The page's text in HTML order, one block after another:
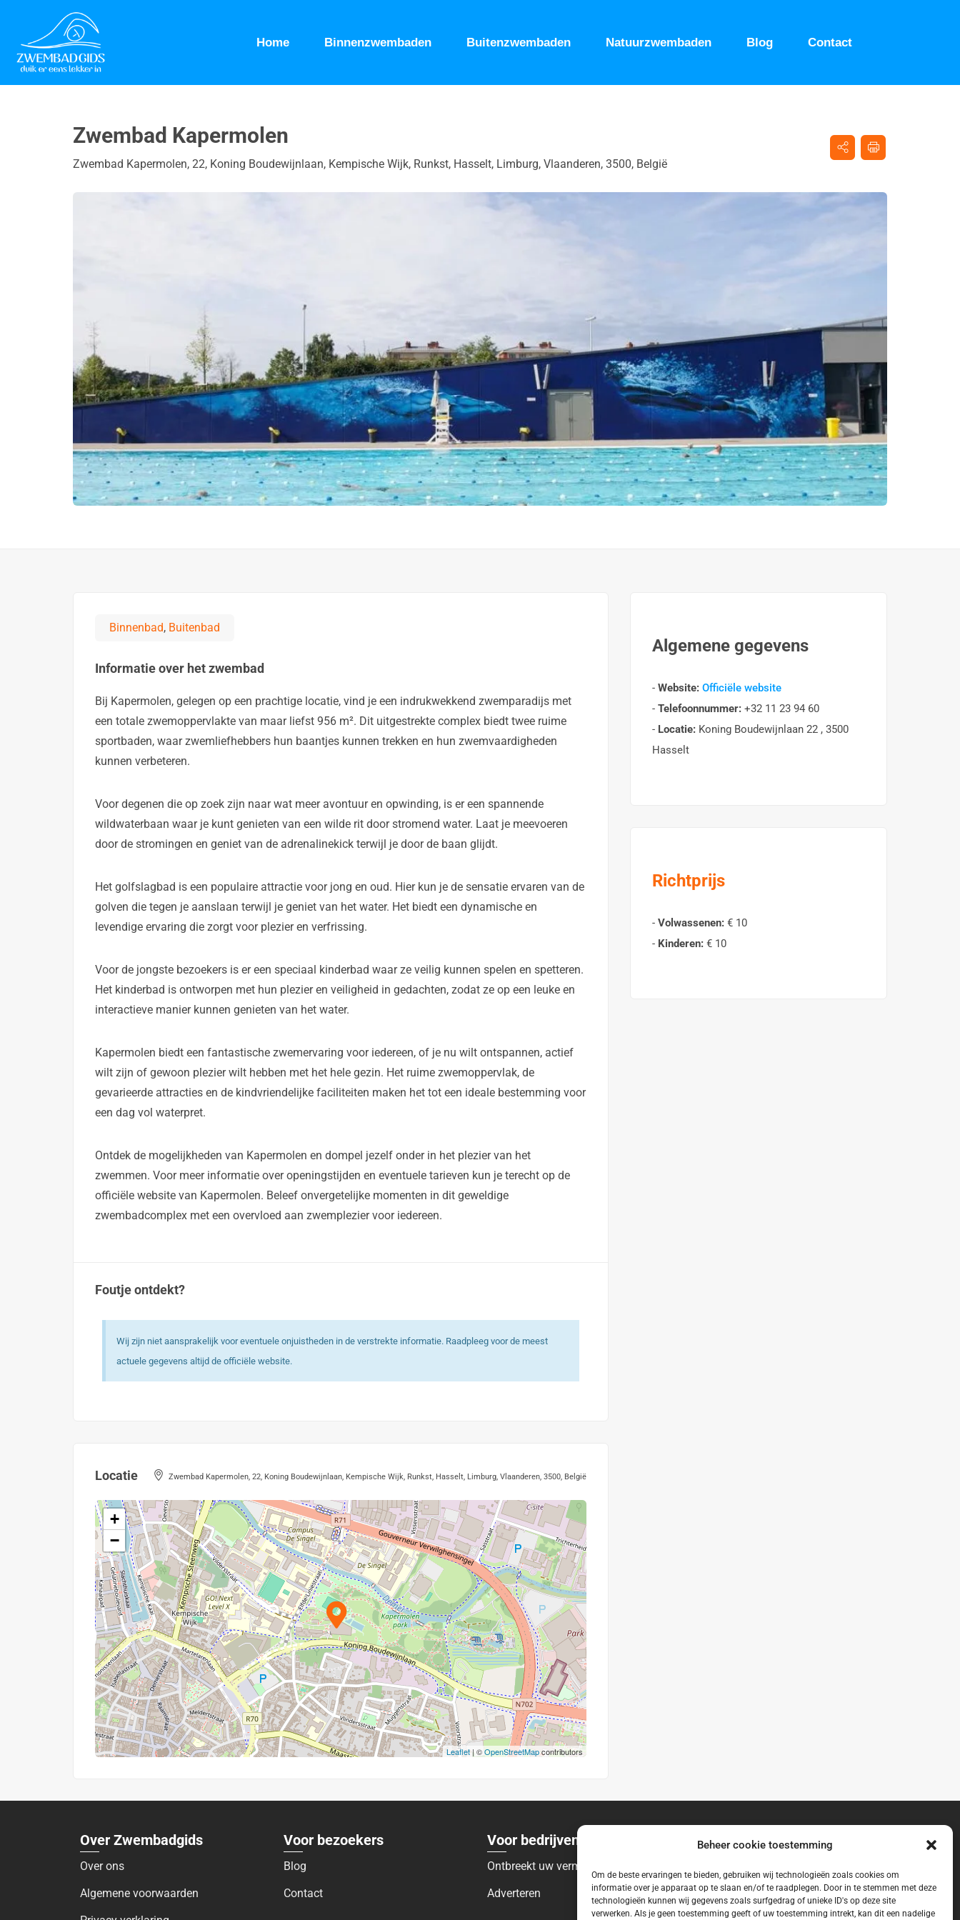
Beheer cookie toestemming
Om de beste ervaringen te bieden, gebruiken wij technologieën zoals cookies om
informatie over je apparaat op te slaan en/of te raadplegen. Door in te stemmen met deze
technologieën kunnen wij gegevens zoals surfgedrag of unieke ID's op deze site
verwerken. Als je geen toestemming geeft of uw toestemming intrekt, kan dit een nadelige
Home Binnenzwembaden Buitenzwembaden Natuurzwembaden Blog Contact
Zwembad Kapermolen
Zwembad Kapermolen, 22, Koning Boudewijnlaan, Kempische Wijk, Runkst, Hasselt, Limburg, Vlaanderen, 3500, België
Binnenbad, Buitenbad
Informatie over het zwembad
Bij Kapermolen, gelegen op een prachtige locatie, vind je een indrukwekkend zwemparadijs met
een totale zwemoppervlakte van maar liefst 956 m². Dit uitgestrekte complex biedt twee ruime
sportbaden, waar zwemliefhebbers hun baantjes kunnen trekken en hun zwemvaardigheden
kunnen verbeteren.
Voor degenen die op zoek zijn naar wat meer avontuur en opwinding, is er een spannende
wildwaterbaan waar je kunt genieten van een wilde rit door stromend water. Laat je meevoeren
door de stromingen en geniet van de adrenalinekick terwijl je door de baan glijdt.
Het golfslagbad is een populaire attractie voor jong en oud. Hier kun je de sensatie ervaren van de
golven die tegen je aanslaan terwijl je geniet van het water. Het biedt een dynamische en
levendige ervaring die zorgt voor plezier en verfrissing.
Voor de jongste bezoekers is er een speciaal kinderbad waar ze veilig kunnen spelen en spetteren.
Het kinderbad is ontworpen met hun plezier en veiligheid in gedachten, zodat ze op een leuke en
interactieve manier kunnen genieten van het water.
Kapermolen biedt een fantastische zwemervaring voor iedereen, of je nu wilt ontspannen, actief
wilt zijn of gewoon plezier wilt hebben met het hele gezin. Het ruime zwemoppervlak, de
gevarieerde attracties en de kindvriendelijke faciliteiten maken het tot een ideale bestemming voor
een dag vol waterpret.
Ontdek de mogelijkheden van Kapermolen en dompel jezelf onder in het plezier van het
zwemmen. Voor meer informatie over openingstijden en eventuele tarieven kun je terecht op de
officiële website van Kapermolen. Beleef onvergetelijke momenten in dit geweldige
zwembadcomplex met een overvloed aan zwemplezier voor iedereen.
Foutje ontdekt?
Wij zijn niet aansprakelijk voor eventuele onjuistheden in de verstrekte informatie. Raadpleeg voor de meest
actuele gegevens altijd de officiële website.
Locatie Zwembad Kapermolen, 22, Koning Boudewijnlaan, Kempische Wijk, Runkst, Hasselt, Limburg, Vlaanderen, 3500, België
+
−
Leaflet | ©OpenStreetMapcontributors
Algemene gegevens
- Website: Officiële website
- Telefoonnummer: +32 11 23 94 60
- Locatie: Koning Boudewijnlaan 22 , 3500
Hasselt
Richtprijs
- Volwassenen: € 10
- Kinderen: € 10
Over Zwembadgids
Over ons
Algemene voorwaarden
Voor bezoekers
Blog
Contact
Voor bedrijven
Ontbreekt uw vermelding?
Adverteren